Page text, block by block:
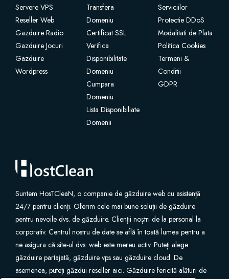
Servere Dedicate
Aplicatii Mobil
SSL Certificates
Website Backup
VPN
SEO Tools
Servere VPS
Reseller Web
Gazduire Radio
Gazduire Jocuri
Gazduire
Wordpress
Transfera
Domeniu
Certificat SSL
Verifica
Disponibilitate
Domeniu
Cumpara
Domeniu
Lista Disponibiliate
Domenii
Serviciilor
Protectie DDoS
Modalitati de Plata
Politica Cookies
Termeni &
Conditii
GDPR
Suntem HosTCleaN, o companie de găzduire web cu asistență
24/7 pentru clienți. Oferim cele mai bune soluții de găzduire
pentru nevoile dvs. de găzduire. Clienții noștri de la personal la
corporativ. Centrul nostru de date se află în toată lumea pentru a
ne asigura că site-ul dvs. web este mereu activ. Puteți alege
găzduire partajată, găzduire vps sau găzduire cloud. De
asemenea, puteți găzdui reseller aici. Găzduire fericită alături de